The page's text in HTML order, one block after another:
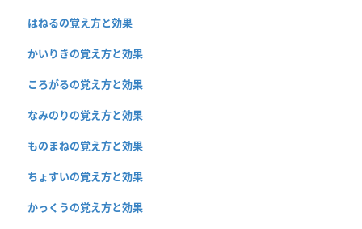
はねるの覚え方と効果
かいりきの覚え方と効果
ころがるの覚え方と効果
なみのりの覚え方と効果
ものまねの覚え方と効果
ちょすいの覚え方と効果
かっくうの覚え方と効果